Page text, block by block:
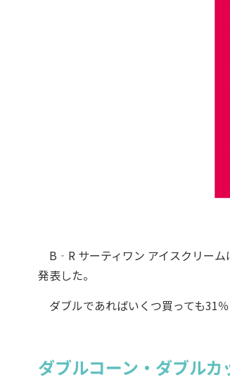
B‐R サーティワン アイスクリーム
発表した。
ダブルであればいくつ買っても31
ダブルコーン・ダブル